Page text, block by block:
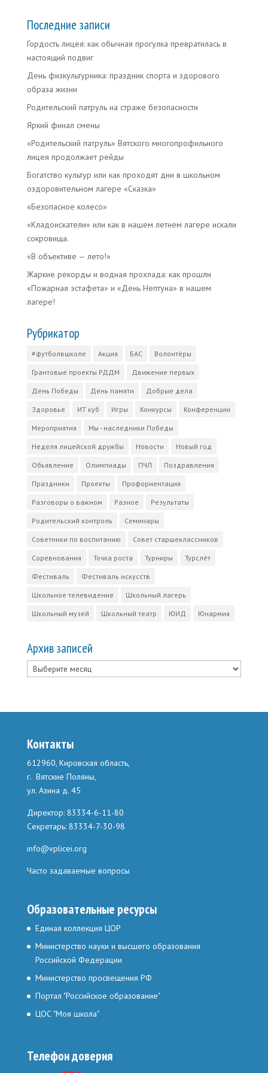
Последние записи
Гордость лицея: как обычная прогулка превратилась в
настоящий подвиг
День физкультурника: праздник спорта и здорового
образа жизни
Родительский патруль на страже безопасности
Яркий финал смены
«Родительский патруль» Вятского многопрофильного
лицея продолжает рейды
Богатство культур или как проходят дни в школьном
оздоровительном лагере «Сказка»
«Безопасное колесо»
«Кладоискатели» или как в нашем летнем лагере искали
сокровища.
«В объективе — лето!»
Жаркие рекорды и водная прохлада: как прошли
«Пожарная эстафета» и «День Нептуна» в нашем
лагере!
Рубрикатор
#футболвшколе Акция БАС Волонтёры
Грантовые проекты РДДМ Движение первых
День Победы День памяти Добрые дела
Здоровье ИТ куб Игры Конкурсы Конференции
Мероприятия Мы - наследники Победы
Неделя лицейской дружбы Новости Новый год
Объявление Олимпиады ПЧЛ Поздравления
Праздники Проекты Профориентация
Разговоры о важном Разное Результаты
Родительский контроль Семинары
Советники по воспитанию Совет старшеклассников
Соревнования Точка роста Турниры Турслёт
Фестиваль Фестиваль искусств
Школьное телевидение Школьный лагерь
Школьный музей Школьный театр ЮИД Юнармия
Архив записей
Архив
записей
Контакты
612960, Кировская область,
г. Вятские Поляны,
ул. Азина д. 45
Директор: 83334-6-11-80
Секретарь: 83334-7-30-98
info@vplicei.org
Часто задаваемые вопросы
Образовательные ресурсы
Единая коллекция ЦОР
Министерство науки и высшего образования
Российской Федерации
Министерство просвещения РФ
Портал "Российское образование"
ЦОС "Моя школа"
Телефон доверия